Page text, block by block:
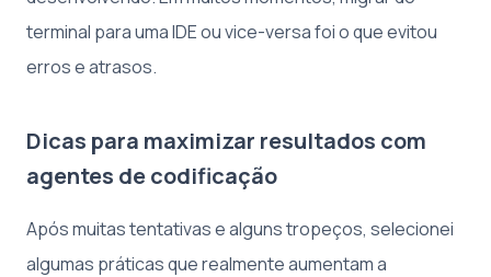
terminal para uma IDE ou vice-versa foi o que evitou
erros e atrasos.
Dicas para maximizar resultados com
agentes de codificação
Após muitas tentativas e alguns tropeços, selecionei
algumas práticas que realmente aumentam a